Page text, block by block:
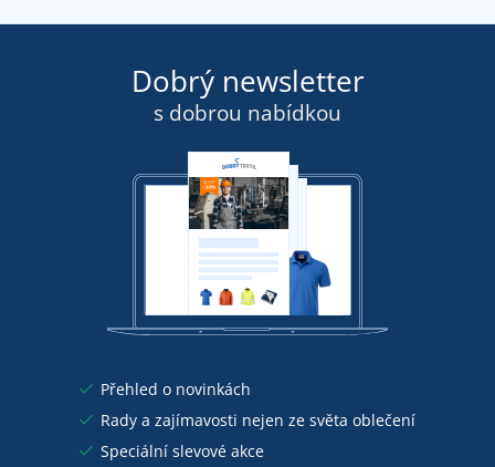
Dobrý newsletter
s dobrou nabídkou
Přehled o novinkách
Rady a zajímavosti nejen ze světa oblečení
Speciální slevové akce